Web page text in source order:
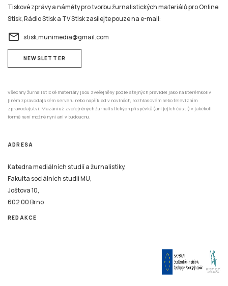
Tiskové zprávy a náměty pro tvorbu žurnalistických materiálů pro Online
Stisk, Rádio Stisk a TV Stisk zasílejte pouze na e-mail:
email stisk.munimedia@gmail.com
NEWSLETTER
Všechny žurnalistické materiály jsou zveřejněny podle stejných pravidel jako na kterémkoliv
jiném zpravodajském serveru nebo například v novinách, rozhlasovém nebo televizním
zpravodajství. Mazání už zveřejněných žurnalistických příspěvků (ani jejich částí) v jakékoli
formě není možné nyní ani v budoucnu.
ADRESA
Katedra mediálních studií a žurnalistiky,
Fakulta sociálních studií MU,
Joštova 10,
602 00 Brno
REDAKCE